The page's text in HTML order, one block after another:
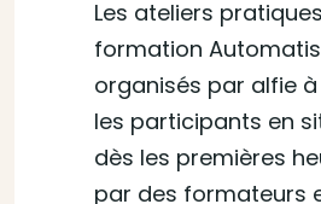
Les ateliers
formation
organisés par alfie
les participants en
dès les premières
par des formateurs